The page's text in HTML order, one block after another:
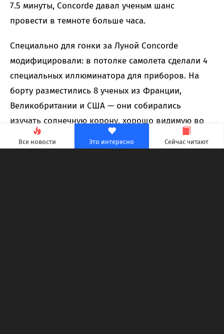
Все новости Это интересно Сейчас читают
7.5 минуты, Concorde давал ученым шанс
провести в темноте больше часа.
Специально для гонки за Луной Concorde
модифицировали: в потолке самолета сделали 4
специальных иллюминатора для приборов. На
борту разместились 8 ученых из Франции,
Великобритании и США — они собирались
изучать солнечную корону, хорошо видимую во
время затмения.